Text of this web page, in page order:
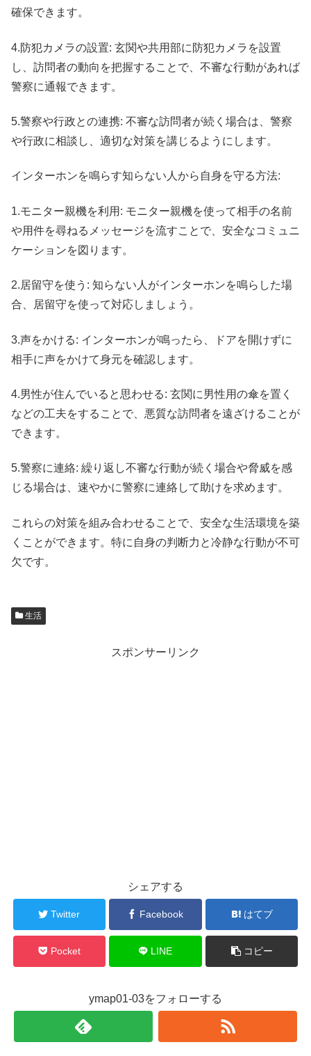
確保できます。
4.防犯カメラの設置: 玄関や共用部に防犯カメラを設置
し、訪問者の動向を把握することで、不審な行動があれば
警察に通報できます。
5.警察や行政との連携: 不審な訪問者が続く場合は、警察
や行政に相談し、適切な対策を講じるようにします。
インターホンを鳴らす知らない人から自身を守る方法:
1.モニター親機を利用: モニター親機を使って相手の名前
や用件を尋ねるメッセージを流すことで、安全なコミュニ
ケーションを図ります。
2.居留守を使う: 知らない人がインターホンを鳴らした場
合、居留守を使って対応しましょう。
3.声をかける: インターホンが鳴ったら、ドアを開けずに
相手に声をかけて身元を確認します。
4.男性が住んでいると思わせる: 玄関に男性用の傘を置く
などの工夫をすることで、悪質な訪問者を遠ざけることが
できます。
5.警察に連絡: 繰り返し不審な行動が続く場合や脅威を感
じる場合は、速やかに警察に連絡して助けを求めます。
これらの対策を組み合わせることで、安全な生活環境を築
くことができます。特に自身の判断力と冷静な行動が不可
欠です。
生活
スポンサーリンク
シェアする
Twitter Facebook はてブ
Pocket LINE コピー
ymap01-03をフォローする